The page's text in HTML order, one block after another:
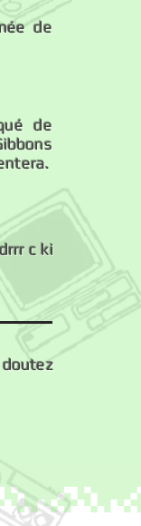
de
de
c ki